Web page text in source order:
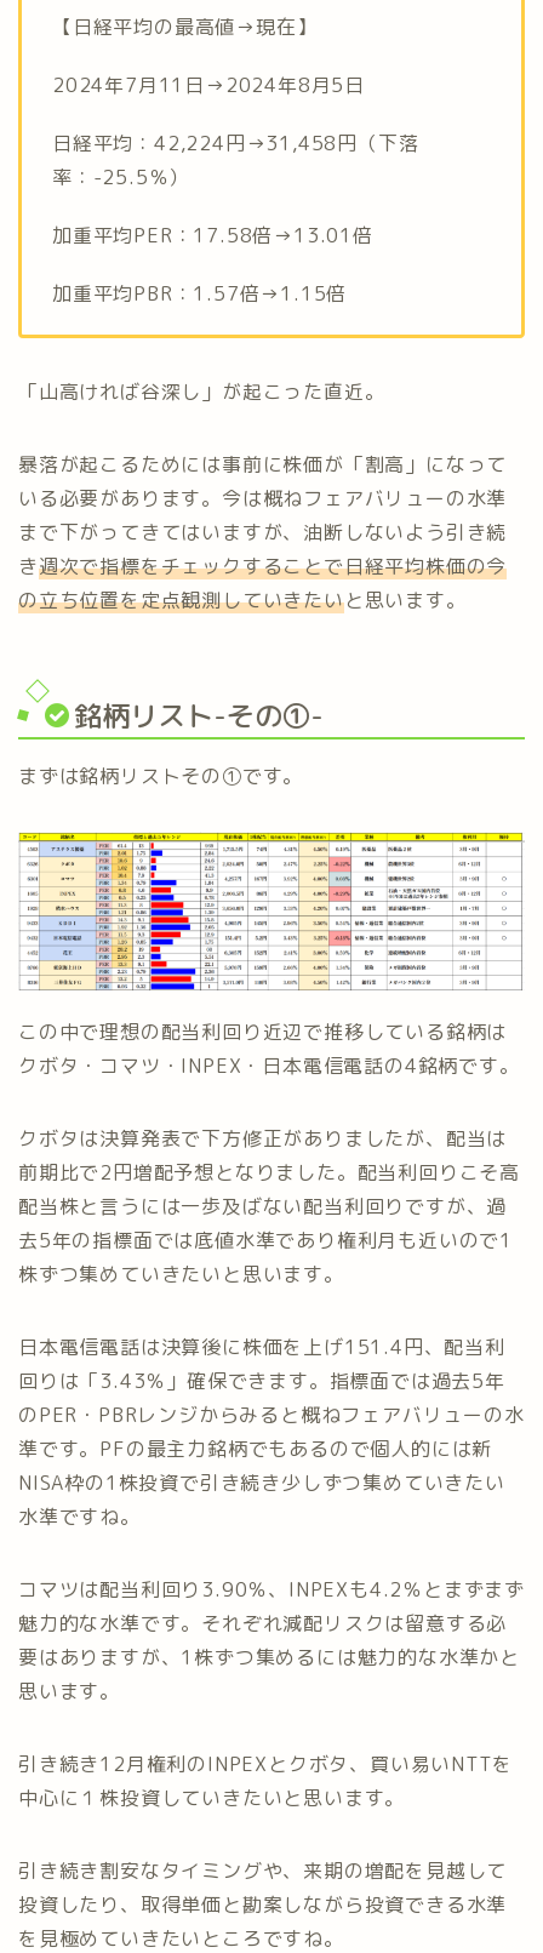
【日経平均の最高値→現在】
2024年7月11日→2024年8月5日
日経平均：42,224円→31,458円（下落
率：-25.5％）
加重平均PER：17.58倍→13.01倍
加重平均PBR：1.57倍→1.15倍
「山高ければ谷深し」が起こった直近。
暴落が起こるためには事前に株価が「割高」になって
いる必要があります。今は概ねフェアバリューの水準
まで下がってきてはいますが、油断しないよう引き続
き週次で指標をチェックすることで日経平均株価の今
の立ち位置を定点観測していきたいと思います。
銘柄リスト-その①-
まずは銘柄リストその①です。
この中で理想の配当利回り近辺で推移している銘柄は
クボタ・コマツ・INPEX・日本電信電話の4銘柄です。
クボタは決算発表で下方修正がありましたが、配当は
前期比で2円増配予想となりました。配当利回りこそ高
配当株と言うには一歩及ばない配当利回りですが、過
去5年の指標面では底値水準であり権利月も近いので1
株ずつ集めていきたいと思います。
日本電信電話は決算後に株価を上げ151.4円、配当利
回りは「3.43％」確保できます。指標面では過去5年
のPER・PBRレンジからみると概ねフェアバリューの水
準です。PFの最主力銘柄でもあるので個人的には新
NISA枠の1株投資で引き続き少しずつ集めていきたい
水準ですね。
コマツは配当利回り3.90％、INPEXも4.2％とまずまず
魅力的な水準です。それぞれ減配リスクは留意する必
要はありますが、1株ずつ集めるには魅力的な水準かと
思います。
引き続き12月権利のINPEXとクボタ、買い易いNTTを
中心に１株投資していきたいと思います。
引き続き割安なタイミングや、来期の増配を見越して
投資したり、取得単価と勘案しながら投資できる水準
を見極めていきたいところですね。